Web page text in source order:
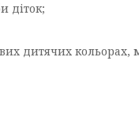
діток;
дитячих